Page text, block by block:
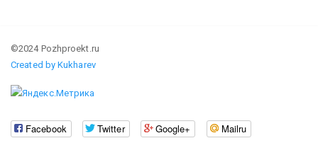
©2024 Pozhproekt.ru
Created by Kukharev
Facebook Twitter Google+
Mailru